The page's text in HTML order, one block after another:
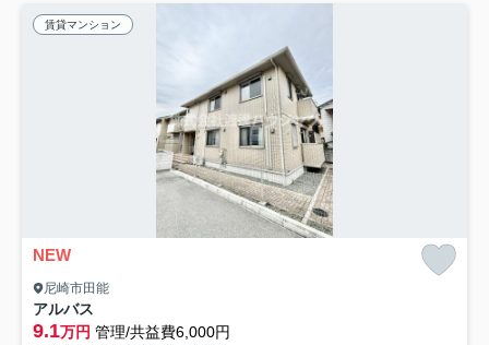
賃貸マンション
NEW
尼崎市田能
アルバス
9.1万円 管理/共益費6,000円